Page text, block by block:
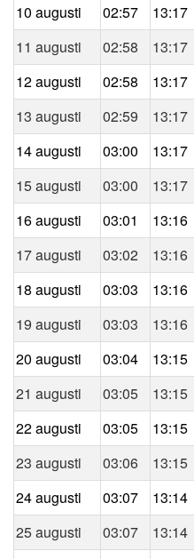
10 augusti
02:57 13:17
11 augusti
02:58 13:17
12 augusti
02:58 13:17
13 augusti
02:59 13:17
14 augusti
03:00 13:17
15 augusti
03:00 13:17
16 augusti
03:01 13:16
17 augusti
03:02 13:16
18 augusti
03:03 13:16
19 augusti
03:03 13:16
20 augusti
03:04 13:15
21 augusti
03:05 13:15
22 augusti
03:05 13:15
23 augusti
03:06 13:15
24 augusti
03:07 13:14
25 augusti
03:07 13:14